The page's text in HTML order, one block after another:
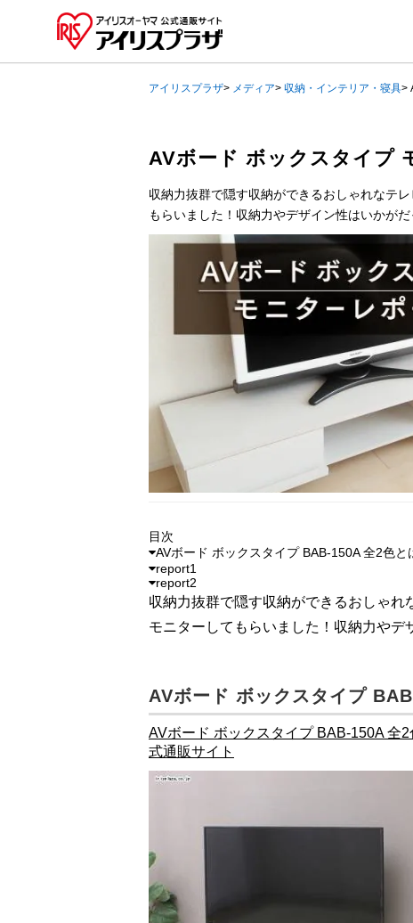
アイリスプラザ> メディア> 収納・インテリア・寝具>
AVボード ボックスタイプ
収納力抜群で隠す収納ができるおしゃれなテ
もらいました！収納力やデザイン性はいかが
目次
AVボード ボックスタイプ BAB-150A 全2色と
report1
report2
収納力抜群で隠す収納ができるおしゃれ
モニターしてもらいました！収納力やデ
AVボード ボックスタイプ
AVボード ボックスタイプ BAB-150A 全
式通販サイト